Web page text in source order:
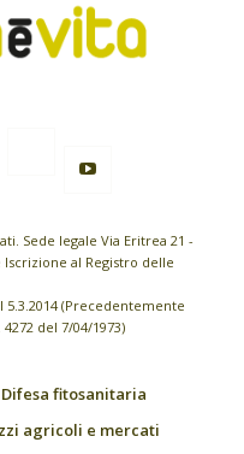
Sede legale Via Eritrea 21 -
Iscrizione al Registro delle
(Precedentemente
del 7/04/1973)
Difesa fitosanitaria
agricoli e mercati